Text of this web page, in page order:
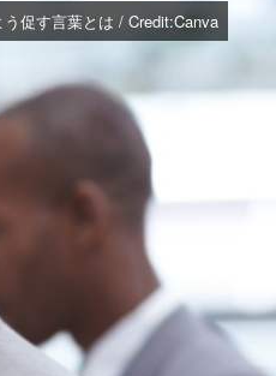
促す言葉とは / Credit:Canva